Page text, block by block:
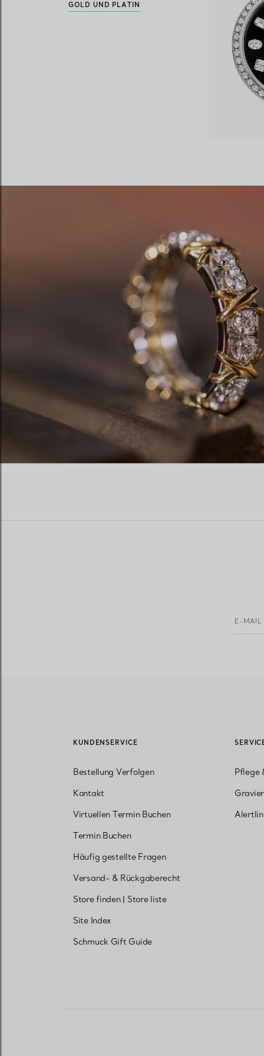
GOLD UND PLATIN
E-MAIL
KUNDENSERVICE
Bestellung Verfolgen
Kontakt
Virtuellen Termin Buchen
Termin Buchen
Häufig gestellte Fragen
Versand- & Rückgaberecht
Store finden| Store liste
Site Index
Schmuck Gift Guide
Pflege